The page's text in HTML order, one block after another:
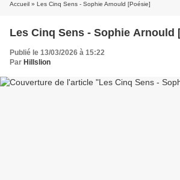
Accueil » Les Cinq Sens - Sophie Arnould [Poésie]
Les Cinq Sens - Sophie Arnould
Publié le 13/03/2026 à 15:22
Par Hillslion